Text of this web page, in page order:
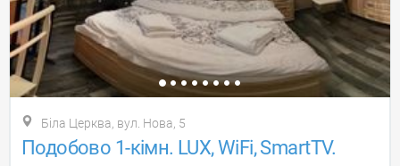
Біла Церква, вул. Нова, 5
Подобово 1-кімн. LUX, WiFi, SmartTV.